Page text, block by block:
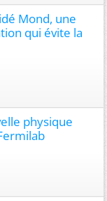
Mond, une
qui évite la
physique